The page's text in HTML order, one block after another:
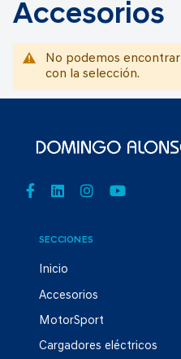
Accesorios
No podemos
con la selección.
SECCIONES
Inicio
Accesorios
MotorSport
Cargadores eléctricos